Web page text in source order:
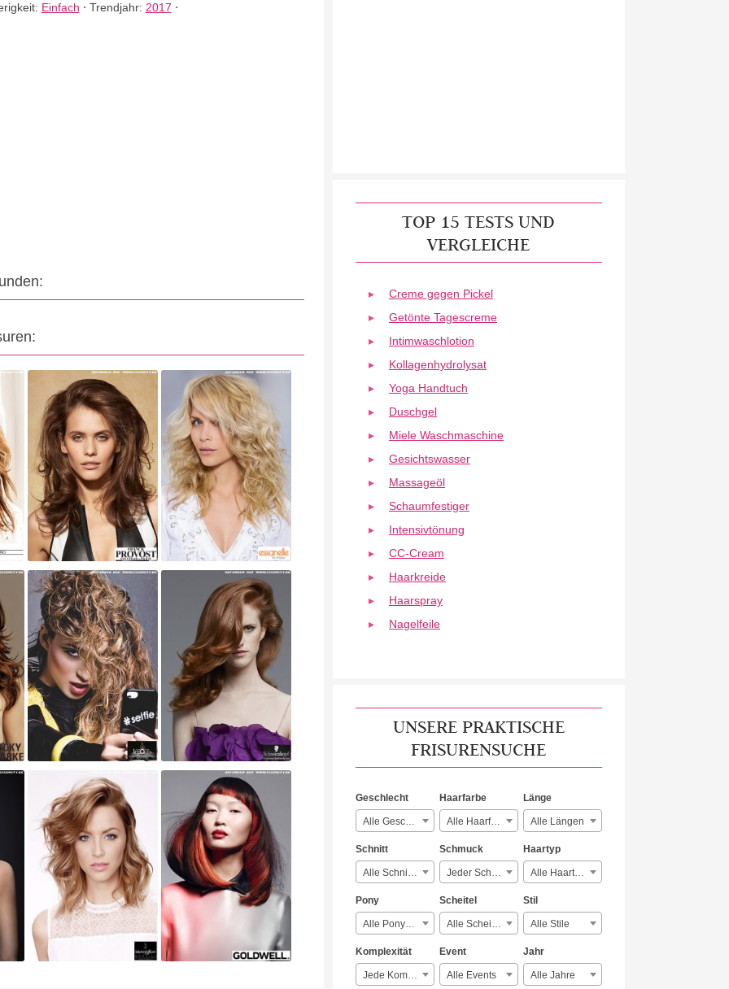
Einfach ⋅ Trendjahr: 2017 ⋅
TOP 15 TESTS UND
VERGLEICHE
Creme gegen Pickel
Getönte Tagescreme
Intimwaschlotion
Kollagenhydrolysat
Yoga Handtuch
Duschgel
Miele Waschmaschine
Gesichtswasser
Massageöl
Schaumfestiger
Intensivtönung
CC-Cream
Haarkreide
Haarspray
Nagelfeile
UNSERE PRAKTISCHE
FRISURENSUCHE
Geschlecht
Alle Geschlechter
Haarfarbe
Alle Haarfarben
Länge
Alle Längen
Schnitt
Alle Schnitte
Schmuck
Jeder Schmuck
Haartyp
Alle Haartypen
Pony
Alle Ponyarten
Scheitel
Alle Scheitelarten
Stil
Alle Stile
Komplexität
Jede Komplexität
Event
Alle Events
Jahr
Alle Jahre